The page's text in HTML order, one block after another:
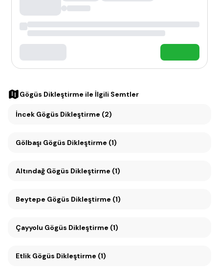
Gögüs Dikleştirme ile İlgili Semtler
İncek Gögüs Dikleştirme (2)
Gölbaşı Gögüs Dikleştirme (1)
Altındağ Gögüs Dikleştirme (1)
Beytepe Gögüs Dikleştirme (1)
Çayyolu Gögüs Dikleştirme (1)
Etlik Gögüs Dikleştirme (1)